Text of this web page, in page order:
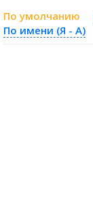
По умолчанию
По имени (Я - A)